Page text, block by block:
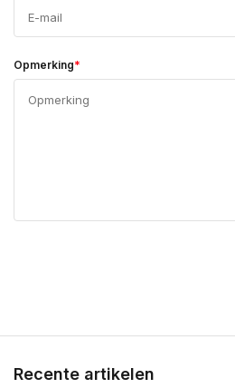
Opmerking*
Recente artikelen